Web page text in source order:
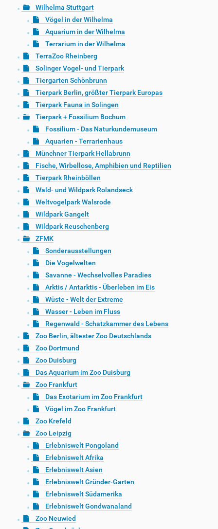
Wilhelma Stuttgart
Vögel in der Wilhelma
Aquarium in der Wilhelma
Terrarium in der Wilhelma
TerraZoo Rheinberg
Solinger Vogel- und Tierpark
Tiergarten Schönbrunn
Tierpark Berlin, größter Tierpark Europas
Tierpark Fauna in Solingen
Tierpark + Fossilium Bochum
Fossilium - Das Naturkundemuseum
Aquarien - Terrarienhaus
Münchner Tierpark Hellabrunn
Fische, Wirbellose, Amphibien und Reptilien
Tierpark Rheinböllen
Wald- und Wildpark Rolandseck
Weltvogelpark Walsrode
Wildpark Gangelt
Wildpark Reuschenberg
ZFMK
Sonderausstellungen
Die Vogelwelten
Savanne - Wechselvolles Paradies
Arktis / Antarktis - Überleben im Eis
Wüste - Welt der Extreme
Wasser - Leben im Fluss
Regenwald - Schatzkammer des Lebens
Zoo Berlin, ältester Zoo Deutschlands
Zoo Dortmund
Zoo Duisburg
Das Aquarium im Zoo Duisburg
Zoo Frankfurt
Das Exotarium im Zoo Frankfurt
Vögel im Zoo Frankfurt
Zoo Krefeld
Zoo Leipzig
Erlebniswelt Pongoland
Erlebniswelt Afrika
Erlebniswelt Asien
Erlebniswelt Gründer-Garten
Erlebniswelt Südamerika
Erlebniswelt Gondwanaland
Zoo Neuwied